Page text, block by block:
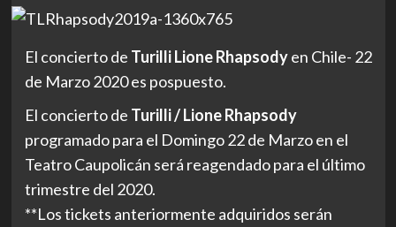
El concierto de Turilli Lione Rhapsodyen Chile- 22
de Marzo 2020 es pospuesto.
El concierto de Turilli / Lione Rhapsody
programado para el Domingo 22 de Marzo en el
Teatro Caupolicán será reagendado para el último
trimestre del 2020.
**Los tickets anteriormente adquiridos serán